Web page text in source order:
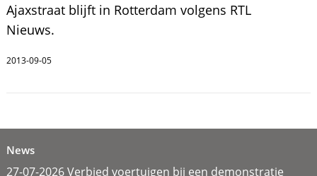
Ajaxstraat blijft in Rotterdam volgens RTL
Nieuws.
2013-09-05
News
27-07-2026 Verbied voertuigen bij een demonstratie